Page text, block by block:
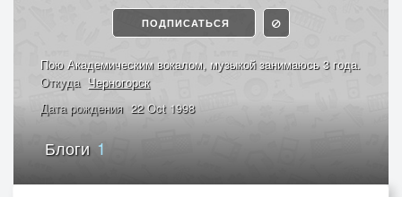
ПОДПИСАТЬСЯ
Пою Академическим вокалом, музыкой занимаюсь 3 года.
Откуда Черногорск
Дата рождения 22 Oct 1998
Блоги1